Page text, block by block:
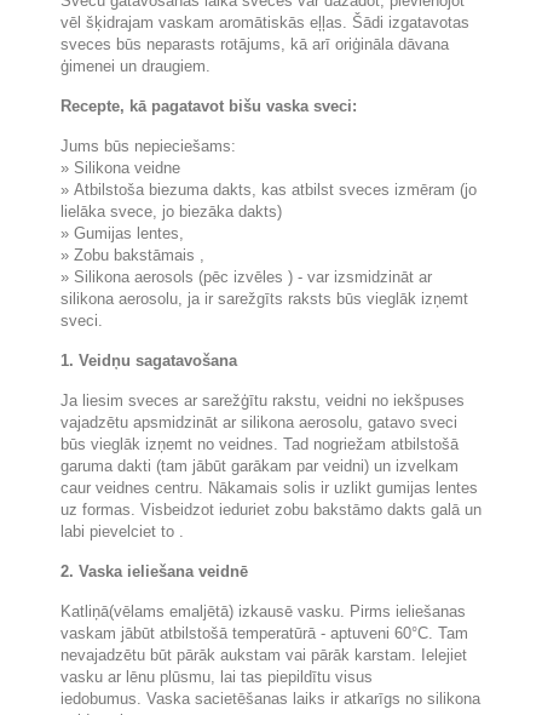
vēl šķidrajam vaskam aromātiskās eļļas. Šādi izgatavotas
sveces būs neparasts rotājums, kā arī oriģināla dāvana
ģimenei un draugiem.
Recepte, kā pagatavot bišu vaska sveci:
Jums būs nepieciešams:
» Silikona veidne
» Atbilstoša biezuma dakts, kas atbilst sveces izmēram (jo
lielāka svece, jo biezāka dakts)
» Gumijas lentes,
» Zobu bakstāmais ,
» Silikona aerosols (pēc izvēles ) - var izsmidzināt ar
silikona aerosolu, ja ir sarežgīts raksts būs vieglāk izņemt
sveci.
1. Veidņu sagatavošana
Ja liesim sveces ar sarežģītu rakstu, veidni no iekšpuses
vajadzētu apsmidzināt ar silikona aerosolu, gatavo sveci
būs vieglāk izņemt no veidnes. Tad nogriežam atbilstošā
garuma dakti (tam jābūt garākam par veidni) un izvelkam
caur veidnes centru. Nākamais solis ir uzlikt gumijas lentes
uz formas. Visbeidzot ieduriet zobu bakstāmo dakts galā un
labi pievelciet to .
2. Vaska ieliešana veidnē
Katliņā(vēlams emaljētā) izkausē vasku. Pirms ieliešanas
vaskam jābūt atbilstošā temperatūrā - aptuveni 60°C. Tam
nevajadzētu būt pārāk aukstam vai pārāk karstam. Ielejiet
vasku ar lēnu plūsmu, lai tas piepildītu visus
iedobumus. Vaska sacietēšanas laiks ir atkarīgs no silikona